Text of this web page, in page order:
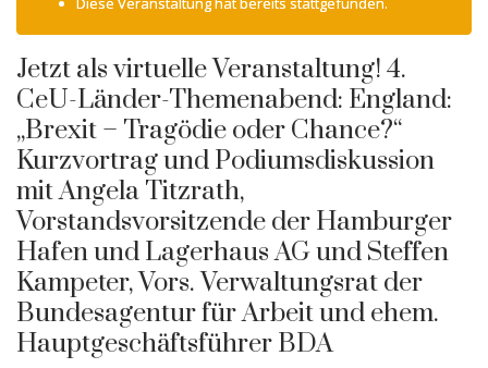
Jetzt als virtuelle Veranstaltung! 4.
CeU-Länder-Themenabend: England:
„Brexit – Tragödie oder Chance?“
Kurzvortrag und Podiumsdiskussion
mit Angela Titzrath,
Vorstandsvorsitzende der Hamburger
Hafen und Lagerhaus AG und Steffen
Kampeter, Vors. Verwaltungsrat der
Bundesagentur für Arbeit und ehem.
Hauptgeschäftsführer BDA